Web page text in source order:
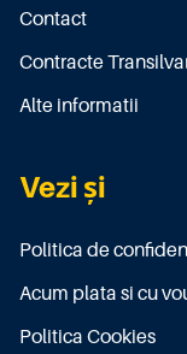
Contact
Contracte
Alte informatii
Vezi și
Politica de
Acum plata si cu
Politica Cookies